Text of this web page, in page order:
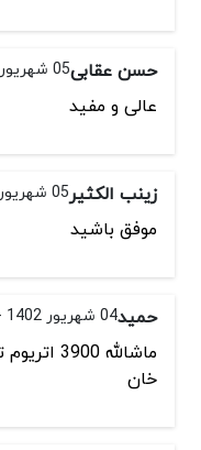
حسن عقابی05 شهریور 1402 - 01:02
عالی و مفید
زینب الکثیر05 شهریور 1402 - 01:01
موفق باشید
حمید04 شهریور 1402 - 18:47
ماشالله
خان